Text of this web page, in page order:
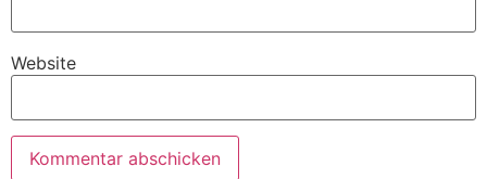
Website